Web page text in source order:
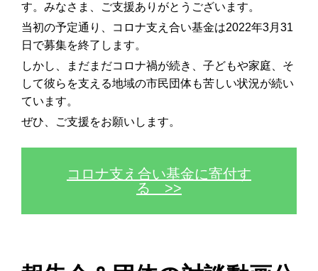
す。みなさま、ご支援ありがとうございます。
当初の予定通り、コロナ支え合い基金は2022年3月31
日で募集を終了します。
しかし、まだまだコロナ禍が続き、子どもや家庭、そ
して彼らを支える地域の市民団体も苦しい状況が続い
ています。
ぜひ、ご支援をお願いします。
コロナ支え合い基金に寄付す
る >>